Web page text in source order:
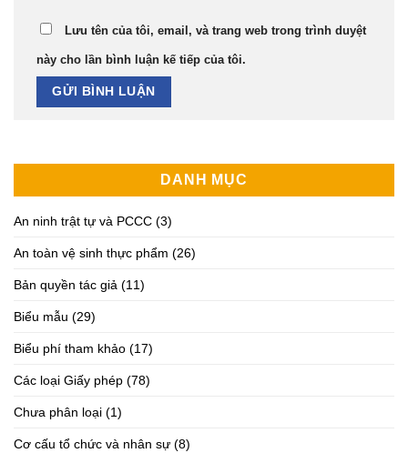
Lưu tên của tôi, email, và trang web trong trình duyệt
này cho lần bình luận kế tiếp của tôi.
DANH MỤC
An ninh trật tự và PCCC (3)
An toàn vệ sinh thực phẩm (26)
Bản quyền tác giả (11)
Biểu mẫu (29)
Biểu phí tham khảo (17)
Các loại Giấy phép (78)
Chưa phân loại (1)
Cơ cấu tổ chức và nhân sự (8)